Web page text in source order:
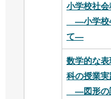
小学校社
―小学校4
て―
数学的な
科の授業実
―図形の